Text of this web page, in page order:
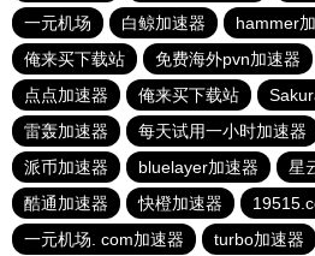
一元机场
白鲸加速器 hammer
俺来买下载站
免费海外pvn加速器
点点加速器
俺来买下载站
雷轰加速器
每天试用一小时加速器
派币加速器
bluelayer加速器 星
酷通加速器
快橙加速器
一元机场. com加速器
turbo加速器